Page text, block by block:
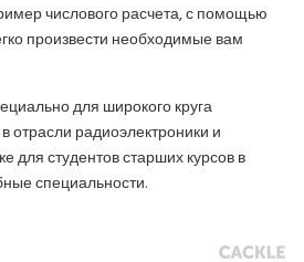
числового расчета, с помощью
произвести необходимые вам
для широкого круга
отрасли радиоэлектроники и
для студентов старших курсов в
специальности.